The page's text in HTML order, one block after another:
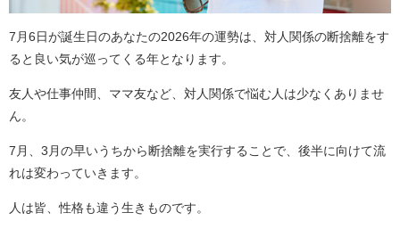
7月6日が誕生日のあなたの2026年の運勢は、対人関係の断捨離をす
ると良い気が巡ってくる年となります。
友人や仕事仲間、ママ友など、対人関係で悩む人は少なくありませ
ん。
7月、3月の早いうちから断捨離を実行することで、後半に向けて流
れは変わっていきます。
人は皆、性格も違う生きものです。